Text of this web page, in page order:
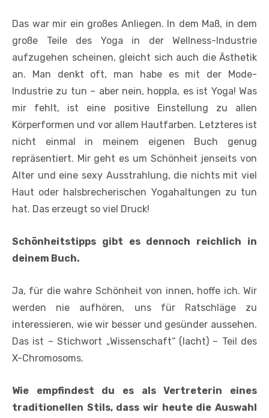
Das war mir ein großes Anliegen. In dem Maß, in dem
große Teile des Yoga in der Wellness-Industrie
aufzugehen scheinen, gleicht sich auch die Ästhetik
an. Man denkt oft, man habe es mit der Mode-
Industrie zu tun – aber nein, hoppla, es ist Yoga! Was
mir fehlt, ist eine positive Einstellung zu allen
Körperformen und vor allem Hautfarben. Letzteres ist
nicht einmal in meinem eigenen Buch genug
repräsentiert. Mir geht es um Schönheit jenseits von
Alter und eine sexy Ausstrahlung, die nichts mit viel
Haut oder halsbrecherischen Yogahaltungen zu tun
hat. Das erzeugt so viel Druck!
Schönheitstipps gibt es dennoch reichlich in
deinem Buch.
Ja, für die wahre Schönheit von innen, hoffe ich. Wir
werden nie aufhören, uns für Ratschläge zu
interessieren, wie wir besser und gesünder aussehen.
Das ist – Stichwort „Wissenschaft“ (lacht) – Teil des
X-Chromosoms.
Wie empfindest du es als Vertreterin eines
traditionellen Stils, dass wir heute die Auswahl